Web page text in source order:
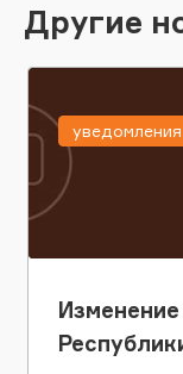
Другие
уведомления